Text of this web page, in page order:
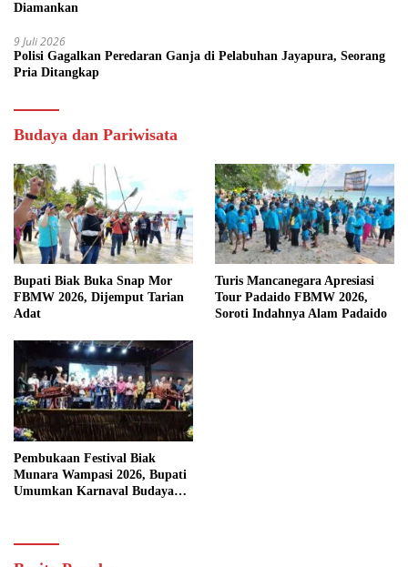
Diamankan
9 Juli 2026
Polisi Gagalkan Peredaran Ganja di Pelabuhan Jayapura, Seorang
Pria Ditangkap
Budaya dan Pariwisata
Bupati Biak Buka Snap Mor
FBMW 2026, Dijemput Tarian
Adat
Turis Mancanegara Apresiasi
Tour Padaido FBMW 2026,
Soroti Indahnya Alam Padaido
Pembukaan Festival Biak
Munara Wampasi 2026, Bupati
Umumkan Karnaval Budaya